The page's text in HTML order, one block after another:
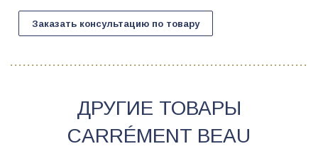
Заказать консультацию по товару
ДРУГИЕ ТОВАРЫ
CARRÉMENT BEAU